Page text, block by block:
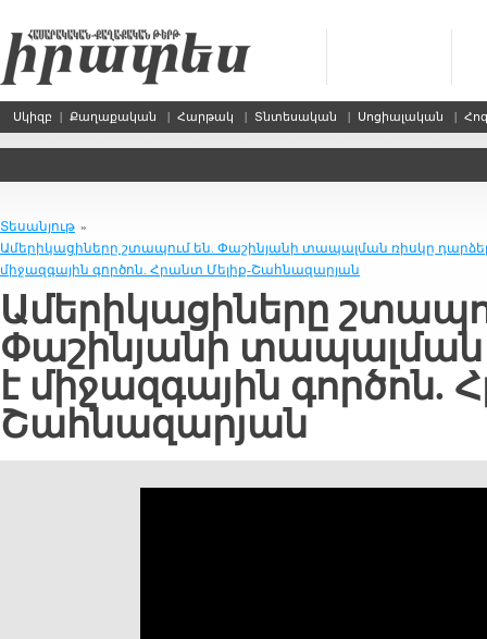
Սկիզբ | Քաղաքական | Հարթակ | Տնտեսական | Սոցիալական |
Տեսանյութ »
Ամերիկացիները շտապում են. Փաշինյանի տապալման ռիսկը դարձել
միջազգային գործոն. Հրանտ Մելիք-Շահնազարյան
Ամերիկացիները
Փաշինյանի տապալման
է միջազգային գործոն.
Շահնազարյան